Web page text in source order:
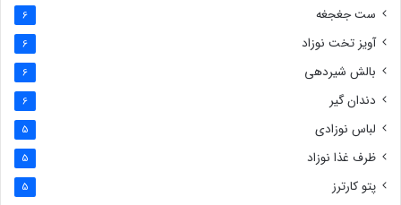
ست جغجغه 6
آویز تخت نوزاد 6
بالش شیردهی 6
دندان گیر 6
لباس نوزادی 5
ظرف غذا نوزاد 5
پتو کارترز 5